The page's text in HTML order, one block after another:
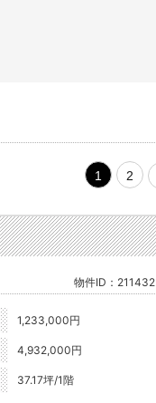
1 2
物件ID：211432
1,233,000円
4,932,000円
37.17坪/1階